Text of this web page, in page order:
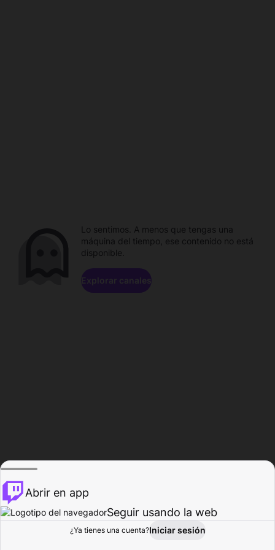
Explorar Actividad
Lo sentimos. A menos que tengas una
máquina del tiempo, ese contenido no está
disponible.
Explorar canales
Abrir en app
Seguir usando la web
¿Ya tienes una cuenta?Iniciar sesión